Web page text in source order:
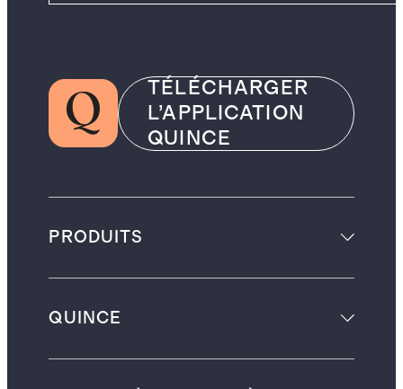
TÉLÉCHARGER
L’APPLICATION
QUINCE
PRODUITS
QUINCE